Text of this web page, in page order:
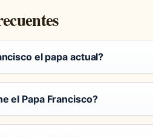
el papa actual?
el Papa Francisco?